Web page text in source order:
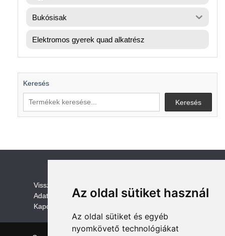
Az oldal sütiket használ
Az oldal sütiket és egyéb
nyomkövető technológiákat
Bukósisak
Elektromos gyerek quad alkatrész
Keresés
Keresés
Visszaküldési és visszatérítési szabályza
Adatvédelem /GDPR
Kapcsolat